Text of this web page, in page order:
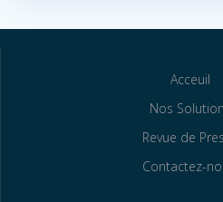
Acceuil
Nos
Revue de
Contactez-